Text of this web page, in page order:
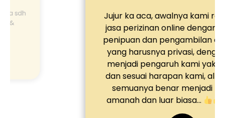
Jujur ka aca, awalnya kami ragu dengan
jasa perizinan online dengan maraknya
penipuan dan pengambilan data pribadi
yang harusnya privasi, dengan adanya
menjadi pengaruh kami yakin amanah
dan sesuai harapan kami, alhamdulillah
semuanya benar menjadi pengaruh
amanah dan luar biasa...